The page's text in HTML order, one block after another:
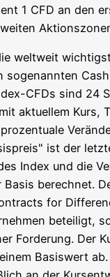
1 CFD an den
welt­weit
soge­nann­ten
CFDs sind 24
aktu­el­lem Kurs,
ist der
Index und die
berech­net.
for
betei­ligt,
For­de­rung. Der
Basis­wert